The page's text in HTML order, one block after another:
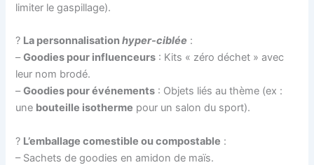
limiter le gaspillage).
? La personnalisationhyper-ciblée :
–Goodies pour influenceurs : Kits « zéro déchet » avec
leur nom brodé.
–Goodies pour événements : Objets liés au thème (ex :
une bouteille isotherme pour un salon du sport).
? L’emballage comestible ou compostable :
– Sachets de goodies en amidon de maïs.